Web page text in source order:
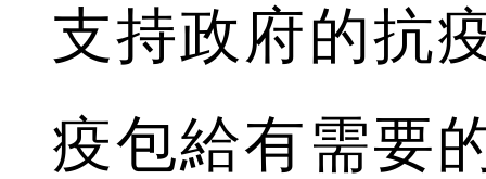
支持政府的抗
疫包給有需要